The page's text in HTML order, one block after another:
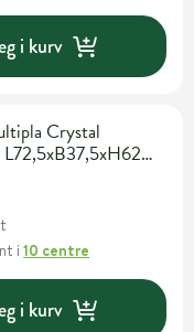
i kurv
Crystal
L72,5xB37,5xH62
i10 centre
i kurv